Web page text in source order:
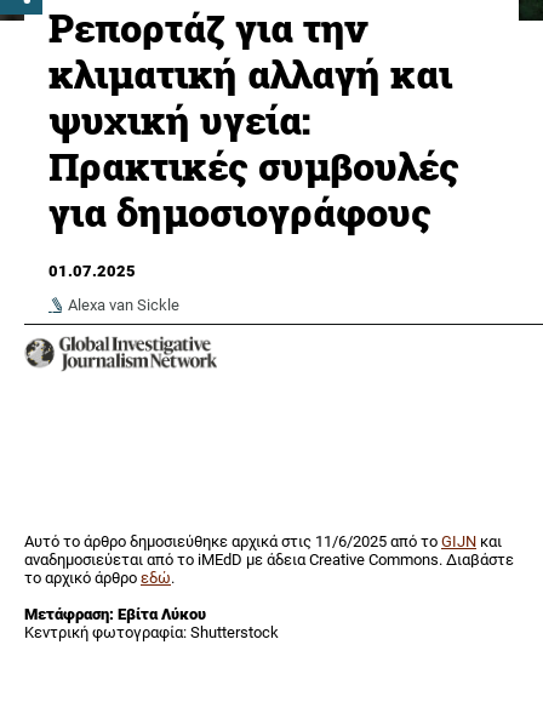
Ρεπορτάζ για την
κλιματική αλλαγή και
ψυχική υγεία:
Πρακτικές συμβουλές
για δημοσιογράφους
01.07.2025
Alexa van Sickle
Αυτό το άρθρο δημοσιεύθηκε αρχικά στις 11/6/2025 από το GIJN και
αναδημοσιεύεται από το iMEdD με άδεια Creative Commons. Διαβάστε
το αρχικό άρθρο εδώ.
Μετάφραση: Εβίτα Λύκου
Κεντρική φωτογραφία: Shutterstock